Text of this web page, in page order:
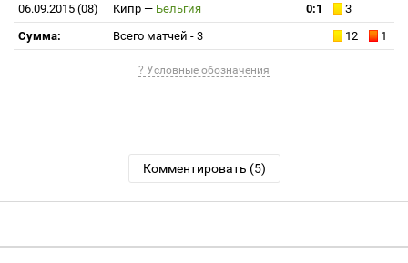
06.09.2015 (08)
Кипр — Бельгия 0:1
3
Сумма:
Всего матчей - 3 12 1
? Условные обозначения
Комментировать (5)